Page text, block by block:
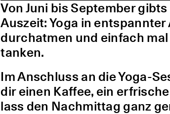
Von Juni bis September
Auszeit: Yoga in
durchatmen und einfach
tanken.
Im Anschluss an die Yoga-
dir einen Kaffee, ein
lass den Nachmittag ganz